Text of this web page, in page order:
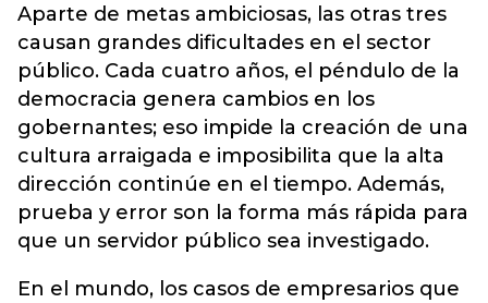
Aparte de metas ambiciosas, las otras tres
causan grandes dificultades en el sector
público. Cada cuatro años, el péndulo de la
democracia genera cambios en los
gobernantes; eso impide la creación de una
cultura arraigada e imposibilita que la alta
dirección continúe en el tiempo. Además,
prueba y error son la forma más rápida para
que un servidor público sea investigado.
En el mundo, los casos de empresarios que